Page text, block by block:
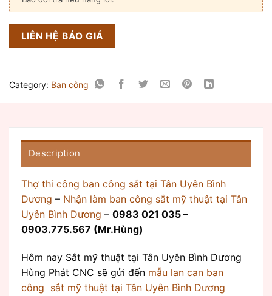
LIÊN HỆ BÁO GIÁ
Category: Ban công
Description
Thợ thi công ban công sắt tại Tân Uyên Bình
Dương – Nhận làm ban công sắt mỹ thuật tại Tân
Uyên Bình Dương – 0983 021 035 –
0903.775.567 (Mr.Hùng)
Hôm nay Sắt mỹ thuật tại Tân Uyên Bình Dương
Hùng Phát CNC sẽ gửi đến mẫu lan can ban
công sắt mỹ thuật tại Tân Uyên Bình Dương